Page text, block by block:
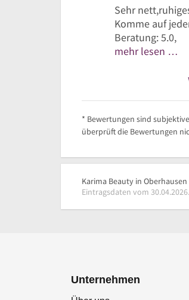
Sehr
Komme auf
Beratung: 5.0,
mehr lesen …
* Bewertungen sind
überprüft die Bewertungen
Karima Beauty in
Eintragsdaten vom 30.04.2026.
Unternehmen